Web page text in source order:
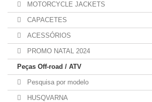
MOTORCYCLE JACKETS
CAPACETES
ACESSÓRIOS
PROMO NATAL 2024
Peças Off-road / ATV
Pesquisa por modelo
HUSQVARNA